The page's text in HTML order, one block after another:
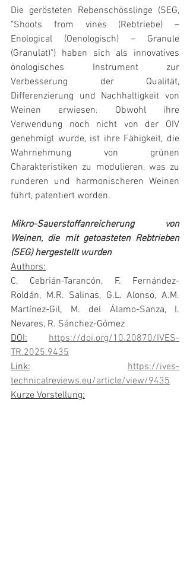
Die gerösteten Rebenschösslinge (SEG,
"Shoots from vines (Rebtriebe) –
Enological (Oenologisch) – Granule
(Granulat)") haben sich als innovatives
önologisches Instrument zur
Verbesserung der Qualität,
Differenzierung und Nachhaltigkeit von
Weinen erwiesen. Obwohl ihre
Verwendung noch nicht von der OIV
genehmigt wurde, ist ihre Fähigkeit, die
Wahrnehmung von grünen
Charakteristiken zu modulieren, was zu
runderen und harmonischeren Weinen
führt, patentiert worden.
Mikro-Sauerstoffanreicherung von
Weinen, die mit getoasteten Rebtrieben
(SEG) hergestellt wurden
Authors:
C. Cebrián-Tarancón, F. Fernández-
Roldán, M.R. Salinas, G.L. Alonso, A.M.
Martínez-Gil, M. del Álamo-Sanza, I.
Nevares, R. Sánchez-Gómez
DOI:
https://doi.org/10.20870/IVES-
TR.2025.9435
Link:
https://ives-
technicalreviews.eu/article/view/9435
Kurze Vorstellung: